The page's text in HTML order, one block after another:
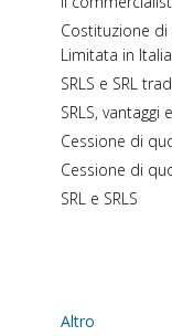
Costituzione di
Limitata in Italia
SRLS e SRL
SRLS,
Cessione di
Cessione di
SRL e SRLS
Altro